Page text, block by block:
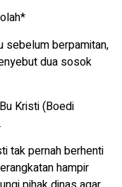
sebelum berpamitan,
dua sosok
Kristi (Boedi
tak pernah berhenti
hampir